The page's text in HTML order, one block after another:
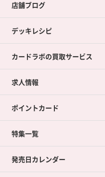
店舗ブログ
デッキレシピ
カードラボの買取サービス
カードラボの買取サービスTOP
店舗買取について
ネット買取について
買取承諾書について
求人情報
ポイントカード
ポイントカードTOP
ポイント交換景品
特集一覧
発売日カレンダー